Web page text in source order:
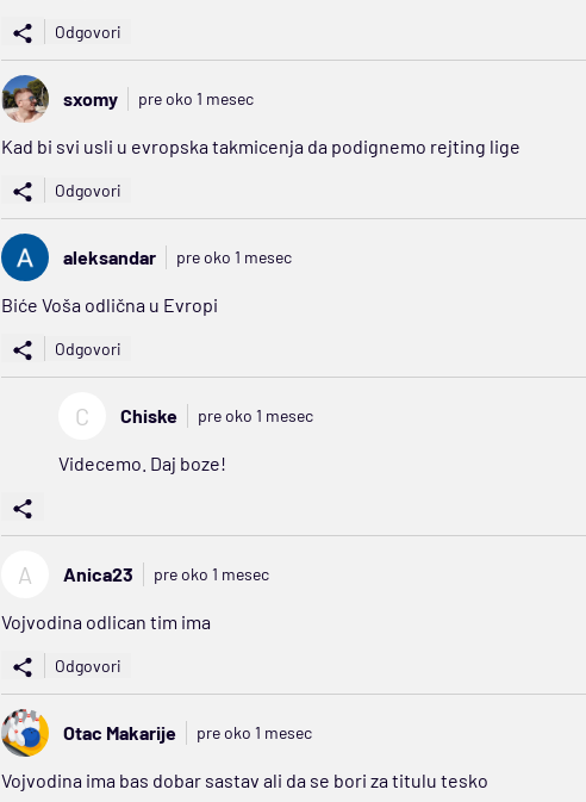
Odgovori
sxomy pre oko 1 mesec
Kad bi svi usli u evropska takmicenja da podignemo rejting lige
Odgovori
aleksandar pre oko 1 mesec
Biće Voša odlična u Evropi
Odgovori
C Chiske pre oko 1 mesec
Videcemo. Daj boze!
A Anica23 pre oko 1 mesec
Vojvodina odlican tim ima
Odgovori
Otac Makarije pre oko 1 mesec
Vojvodina ima bas dobar sastav ali da se bori za titulu tesko